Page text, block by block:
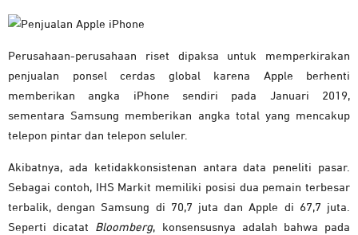
Perusahaan-perusahaan riset dipaksa untuk memperkirakan
penjualan ponsel cerdas global karena Apple berhenti
memberikan angka ‌iPhone‌ sendiri pada Januari 2019,
sementara Samsung memberikan angka total yang mencakup
telepon pintar dan telepon seluler.
Akibatnya, ada ketidakkonsistenan antara data peneliti pasar.
Sebagai contoh, IHS Markit memiliki posisi dua pemain terbesar
terbalik, dengan Samsung di 70,7 juta dan Apple di 67,7 juta.
Seperti dicatat Bloomberg, konsensusnya adalah bahwa pada